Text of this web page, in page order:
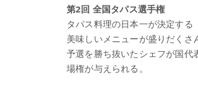
第2回 全国タパス選手権
タパス料理の日本一が決定す
美味しいメニューが盛りだく
予選を勝ち抜いたシェフが国代
場権が与えられる。